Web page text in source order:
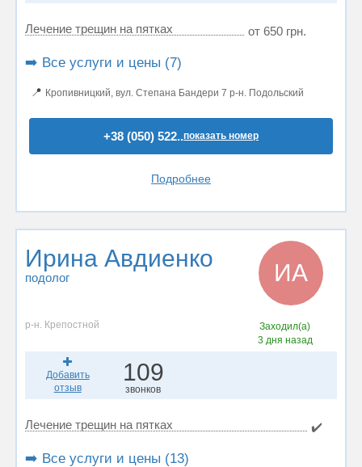
Лечение трещин на пятках от 650 грн.
➡️ Все услуги и цены (7)
📍 Кропивницкий, вул. Степана Бандери 7 р-н. Подольский
+38 (050) 522..показать номер
Подробнее
Ирина Авдиенко
подолог ИА
р-н. Крепостной
Заходил(а)
3 дня назад
Добавить
отзыв
109
звонков
Лечение трещин на пятках ✔️
➡️ Все услуги и цены (13)